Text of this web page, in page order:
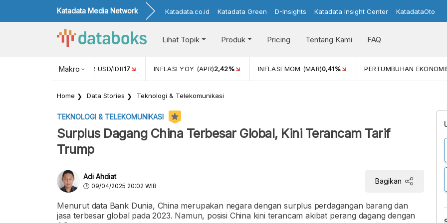
Katadata Media Network Katadata.co.id Katadata Green D-Insights Katadata Insight Center KatadataOto
Lihat Topik Produk Pricing Tentang Kami FAQ
Makro
NILAI TUKAR USD/IDR17 INFLASI YOY (APR)2,42% INFLASI MOM (MAR)0,41% PERTUMBUHAN EKONOMI
Home Data Stories Teknologi & Telekomunikasi
TEKNOLOGI & TELEKOMUNIKASI
Surplus Dagang China Terbesar Global, Kini Terancam Tarif
Trump
Adi Ahdiat
09/04/2025 20:02 WIB
Bagikan
Menurut data Bank Dunia, China merupakan negara dengan surplus perdagangan barang dan
jasa terbesar global pada 2023. Namun, posisi China kini terancam akibat perang dagang dengan